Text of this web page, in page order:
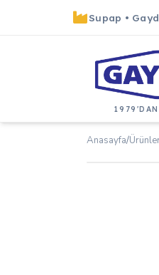
Supap • Gayd
Anasayfa/